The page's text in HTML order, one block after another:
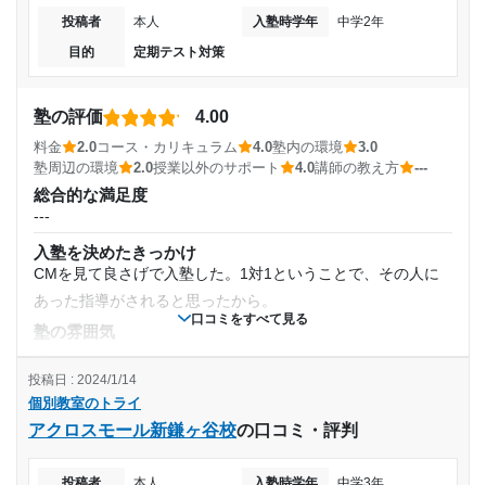
志望校と合格状況
能性がございますので、詳しくは塾にお問い合わせください。
個別教室のトライ 二日市校の口コミをもっと見る
入塾時の学年
受講コース
通年
---
1日あたりの授業時間
---
月額料金
〜10,000円
塾内の環境
自習席がすこし少なかったが、しっかりと勉強に専念できる
いていたため、寒かった
塾周辺の環境
となりにイトーヨーカドーがあるため、送迎がとても楽 模試
などを受けるときにお昼休憩がしやすい
授業以外のサポート
志望理由書や面接練習などをしてくれていた 自習をするとき
も、分からないところを聞くと教えてくれていた
利用詳細
2018年9月〜2022年11月(4年3ヶ月)
入塾時の学年
口コミをすべて見る
投稿者 本人 入塾時学年
中学2年
目的
定期テスト対策
塾の評価 4.00
料金 2.0コース・カリキュラム 4.0塾内の環境
3.0
塾周辺の環境
2.0授業以外のサポート 4.0講師の教え方 ---
総合的な満足度
---
入塾を決めたきっかけ
CMを見て良さげで入塾した。1対1ということで、その人に
あった指導がされると思ったから。
塾の雰囲気
料金
学生が教えている割に高いと思う。プロの講師が教えている
ならわかるが、スケジュール管理がしっかりしていない学生
個別教室のトライ
アクロスモール新鎌ヶ谷校の口コミ・評判
投稿日 : 2024/1/14